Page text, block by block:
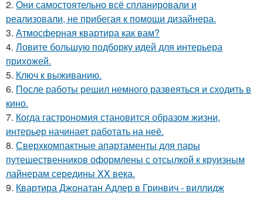
2. Они самостоятельно всё спланировали и
реализовали, не прибегая к помощи дизайнера.
3. Атмосферная квартира как вам?
4. Ловите большую подборку идей для интерьера
прихожей.
5. Ключ к выживанию.
6. После работы решил немного развеяться и сходить в
кино.
7. Когда гастрономия становится образом жизни,
интерьер начинает работать на неё.
8. Сверхкомпактные апартаменты для пары
путешественников оформлены с отсылкой к круизным
лайнерам середины XX века.
9. Квартира Джонатан Адлер в Гринвич - виллидж